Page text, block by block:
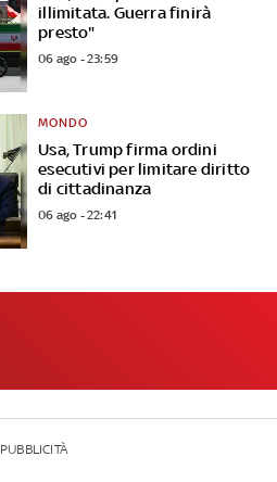
illimitata. Guerra finirà
presto"
06 ago - 23:59
Usa, Trump firma ordini
esecutivi per limitare diritto
di cittadinanza
MONDO
06 ago - 22:41
PUBBLICITÀ